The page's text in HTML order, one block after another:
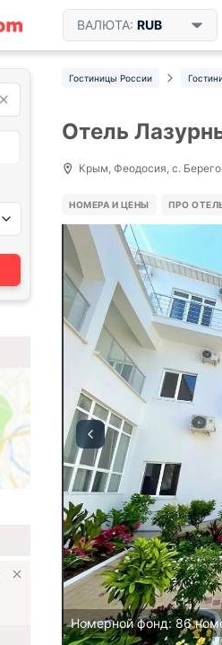
ВАЛЮТА: RUB
Гостиницы России
Отель
Крым, Феодосия, с.
НОМЕРА И ЦЕНЫ ПРО
Номерной фонд: 86